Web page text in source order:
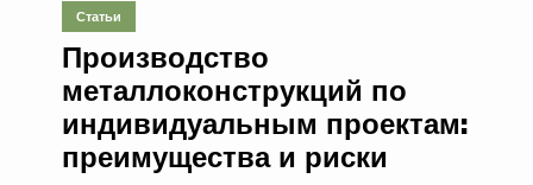
Статьи
Производство
металлоконструкций по
индивидуальным проектам:
преимущества и риски